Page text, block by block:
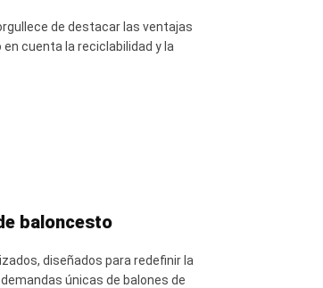
de destacar las ventajas
cuenta la reciclabilidad y la
baloncesto
diseñados para redefinir la
únicas de balones de